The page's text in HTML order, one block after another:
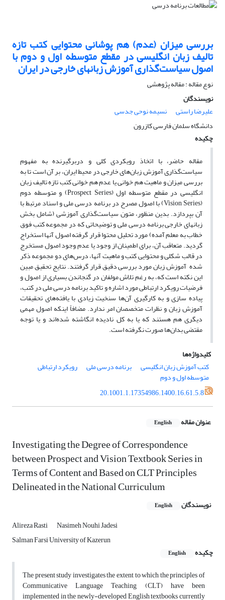
بررسی میزان (عدم) هم پوشانی محتوایی کتب تازه
تالیف زبان انگلیسی در مقطع متوسطه اول و دوم با
اصول سیاست‌گذاری آموزش زبانهای خارجی در ایران
نوع مقاله : مقاله پژوهشی
نویسندگان
علیرضا راستی
نسیمه نوحی جدسی
دانشگاه سلمان فارسی کازرون
چکیده
مقاله حاضر، با اتخاذ رویکردی کلی و دربرگیرنده به مفهوم
سیاست‌گذاری آموزش زبان‌های خارجی در محیط ایران، بر آن است تا به
بررسی میزان و ماهیت هم خوانی یا عدم هم خوانی کتب تازه تالیف زبان
انگلیسی در مقطع متوسطه اول (Prospect Series) و متوسطه دوم
(Vision Series) با اصول مصرح در برنامه درسی ملی و اسناد مرتبط با
آن بپردازد. بدین منظور، متون سیاست‌گذاری آموزشی (شامل بخش
زبان­های خارجی برنامه درسی ملی و توضیحاتی که در مجموعه کتب فوق
خطاب به معلم آمده) مورد تحلیل محتوا قرار گرفته اصول آنها استخراج
گردید. متعاقب آن، برای اطمینان از وجود یا عدم وجود اصول مستخرج
در قالب شکلی و محتوایی کتب و ماهیت آنها، درس‌های دو مجموعه ذکر
شده آموزش زبان مورد بررسی دقیق قرار گرفتند. نتایج تحقیق مبین
این نکته است که، به رغم تلاش مولفان در گنجاندن بسیاری از اصول و
فرضیات رویکرد ارتباطی مورد اشاره و تاکید برنامه درسی ملی در کتب،
پیاده سازی و به کارگیری آن‌ها سنخیت زیادی با یافته‌های تحقیقات
آموزش زبان و نظرات متخصصان امر ندارد. مضافاً اینکه اصول مهمی
دیگری هم هستند که یا به کل نادیده انگاشته شده‌اند و یا توجه
مقتضی بدان‌ها صورت نگرفته است.
کلیدواژه‌ها
کتب آموزش زبان انگلیسی
برنامه درسی ملی رویکرد ارتباطی
متوسطه اول و دوم
20.1001.1.17354986.1400.16.61.5.8
عنوان مقاله English
Investigating the Degree of Correspondence
between Prospect and Vision Textbook Series in
Terms of Content and Based on CLT Principles
Delineated in the National Curriculum
نویسندگان English
Alireza Rasti
Nasimeh Nouhi Jadesi
Salman Farsi University of Kazerun
چکیده
English
The present study investigates the extent to which the principles of
Communicative Language Teaching (CLT) have been
implemented in the newly-developed English textbooks currently